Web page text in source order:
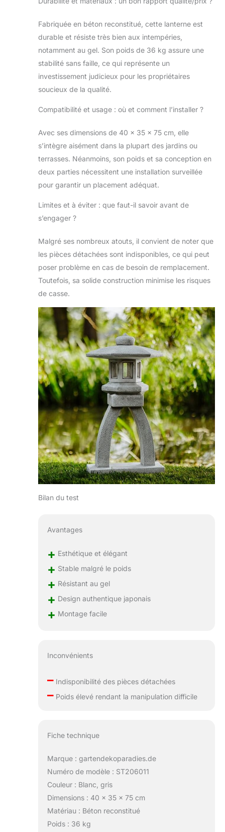
Fabriquée en béton reconstitué, cette lanterne est
durable et résiste très bien aux intempéries,
notamment au gel. Son poids de 36 kg assure une
stabilité sans faille, ce qui représente un
investissement judicieux pour les propriétaires
soucieux de la qualité.
Compatibilité et usage : où et comment l’installer ?
Avec ses dimensions de 40 x 35 x 75 cm, elle
s’intègre aisément dans la plupart des jardins ou
terrasses. Néanmoins, son poids et sa conception en
deux parties nécessitent une installation surveillée
pour garantir un placement adéquat.
Limites et à éviter : que faut-il savoir avant de
s’engager ?
Malgré ses nombreux atouts, il convient de noter que
les pièces détachées sont indisponibles, ce qui peut
poser problème en cas de besoin de remplacement.
Toutefois, sa solide construction minimise les risques
de casse.
Bilan du test
Avantages
+ Esthétique et élégant
+ Stable malgré le poids
+ Résistant au gel
+ Design authentique japonais
+ Montage facile
Inconvénients
–Indisponibilité des pièces détachées
–Poids élevé rendant la manipulation difficile
Fiche technique
Marque : gartendekoparadies.de
Numéro de modèle : ST206011
Couleur : Blanc, gris
Dimensions : 40 x 35 x 75 cm
Matériau : Béton reconstitué
Poids : 36 kg